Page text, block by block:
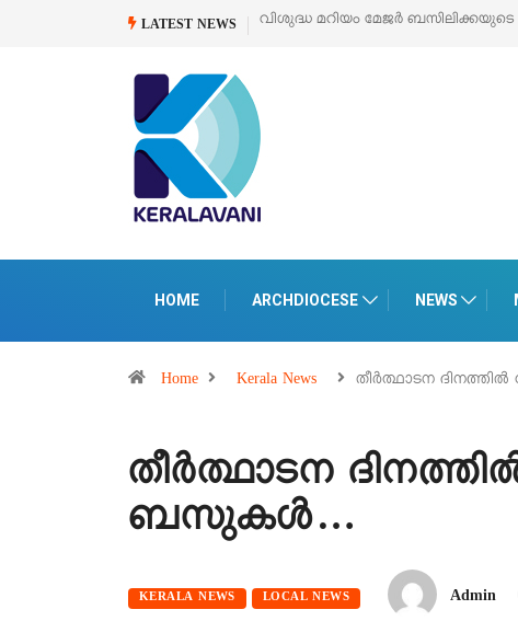
LATEST NEWS വിശുദ്ധ മറിയം മേജർ
HOME ARCHDIOCESE NEWS
Home Kerala News തീർത്ഥാടന
തീർത്ഥാടന
ബസുകൾ…
KERALA NEWS LOCAL NEWS Admin